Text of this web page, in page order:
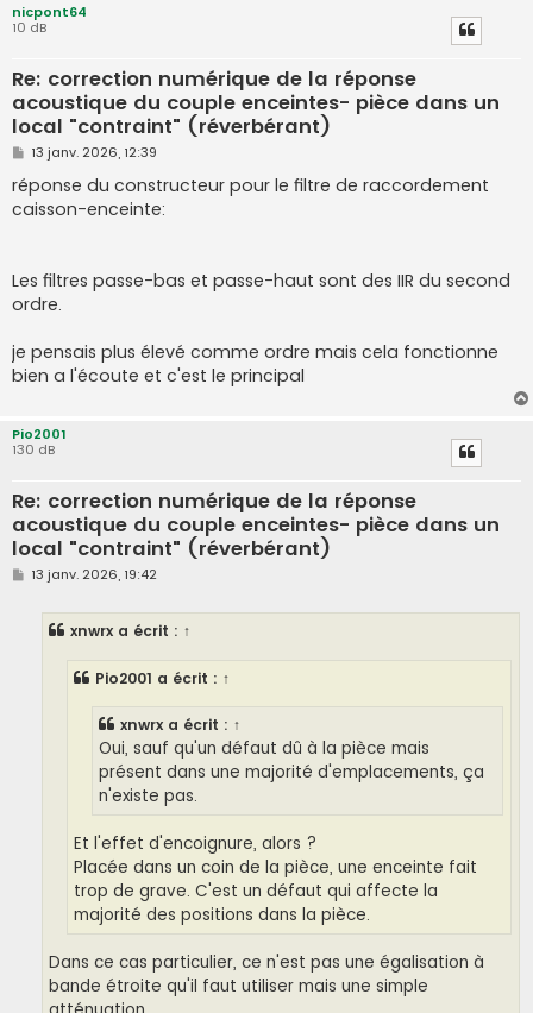
nicpont64
10 dB
Re: correction numérique de la réponse
acoustique du couple enceintes- pièce dans un
local "contraint" (réverbérant)
M
s
s
a
13 janv. 2026, 12:39
réponse du constructeur pour le filtre de raccordement
caisson-enceinte:
Les filtres passe-bas et passe-haut sont des IIR du second
ordre.
je pensais plus élevé comme ordre mais cela fonctionne
bien a l'écoute et c'est le principal
Pio2001
130 dB
Re: correction numérique de la réponse
acoustique du couple enceintes- pièce dans un
local "contraint" (réverbérant)
M
13 janv. 2026, 19:42
xnwrx a écrit : ↑
Pio2001 a écrit : ↑
xnwrx a écrit : ↑
Oui, sauf qu'un défaut dû à la pièce mais
présent dans une majorité d'emplacements, ça
n'existe pas.
Et l'effet d'encoignure, alors ?
Placée dans un coin de la pièce, une enceinte fait
trop de grave. C'est un défaut qui affecte la
majorité des positions dans la pièce.
Dans ce cas particulier, ce n'est pas une égalisation à
bande étroite qu'il faut utiliser mais une simple